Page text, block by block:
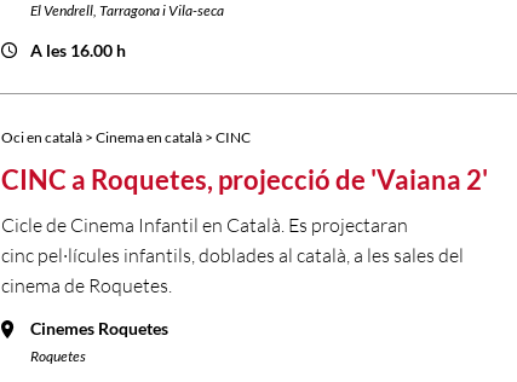
El Vendrell, Tarragona i Vila-seca
A les 16.00 h
Oci en català > Cinema en català > CINC
CINC a Roquetes, projecció de 'Vaiana 2'
Cicle de Cinema Infantil en Català. Es projectaran
cinc pel·lícules infantils, doblades al català, a les sales del
cinema de Roquetes.
Cinemes Roquetes
Roquetes